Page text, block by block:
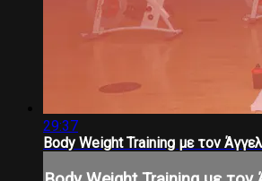
29:37
Body Weight Training με τον